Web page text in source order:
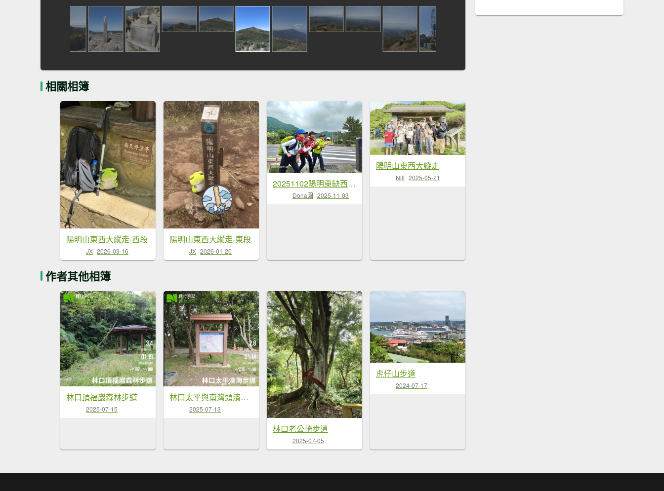
相關相簿
陽明山東西大縱走-西段
JX 2026-03-16
陽明山東西大縱走-東段
JX 2026-01-20
20251102陽明東缺西縱走五連峰+小油坑山(H834m)
Dona圓 2025-11-03
陽明山東西大縱走
Nill 2025-05-21
作者其他相簿
林口頂福巖森林步道
2025-07-15
林口太平與南灣頭濱海步道
2025-07-13
林口老公崎步道
2025-07-05
虎仔山步道
2024-07-17